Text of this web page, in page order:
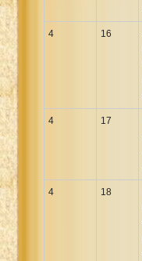
4 16
4 17
4 18